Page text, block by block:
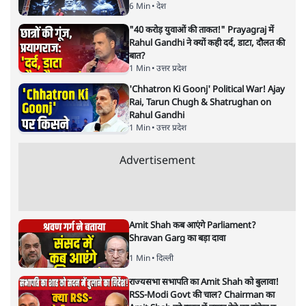
दुबई से सीमित उड़ानें शुरू, अबू धाबी से
विमान दिल्ली में उतरा
अमीरात के दुबई और अबू धाबी हवाईअड्डों से सीमित उड़ानें फिर से
शुरू हो गई हैं। जानिए, भारत की क्या है राहत-बचाव की योजना।
ईरान पर यूएस-इसराइली हमले कीवजह से कई दिनों की रुकावट